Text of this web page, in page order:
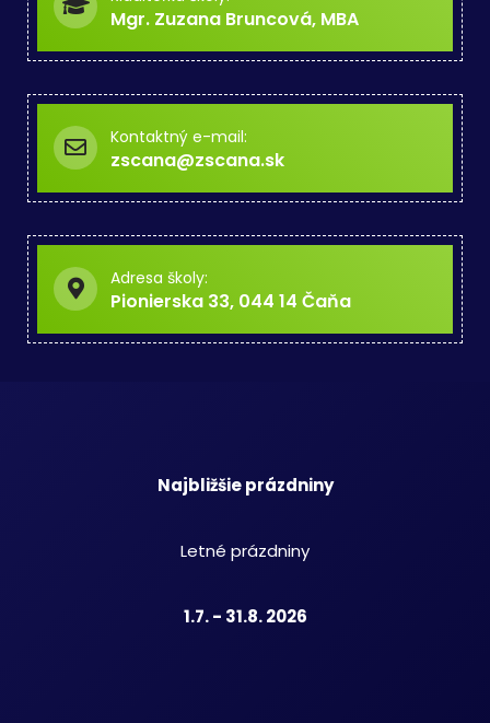
Mgr. Zuzana Bruncová, MBA
Kontaktný e-mail:
zscana@zscana.sk
Adresa školy:
Pionierska 33, 044 14 Čaňa
Najbližšie prázdniny
Letné prázdniny
1.7. - 31.8. 2026